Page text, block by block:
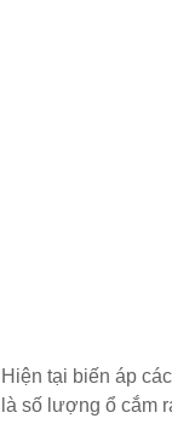
Hiện tại biến áp
là số lượng ổ cắm